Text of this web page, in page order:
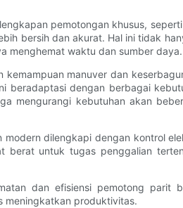
pemotongan khusus,
bersih dan akurat. Hal ini tidak
menghemat waktu dan sumber daya.
manuver dan
beradaptasi dengan berbagai
mengurangi kebutuhan akan
dilengkapi dengan kontrol
berat untuk tugas penggalian
dan efisiensi pemotong parit
meningkatkan produktivitas.